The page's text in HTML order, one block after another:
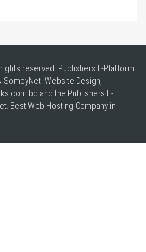
reserved. Publishers E-Platform
SomoyNet. Website Design,
and the Publishers E-
BestWeb Hosting Company in